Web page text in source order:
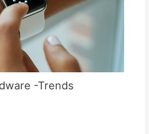
-Trends